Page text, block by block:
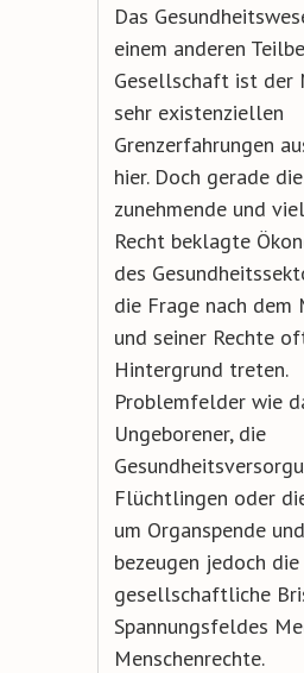
Das
einem anderen
Gesellschaft ist der
sehr existenziellen
Grenzerfahrungen
hier. Doch gerade die
zunehmende und
Recht beklagte
des
die Frage nach dem
und seiner Rechte
Hintergrund treten.
Problemfelder wie
Ungeborener, die
Flüchtlingen oder
um Organspende
bezeugen jedoch die
gesellschaftliche
Spannungsfeldes
Menschenrechte.